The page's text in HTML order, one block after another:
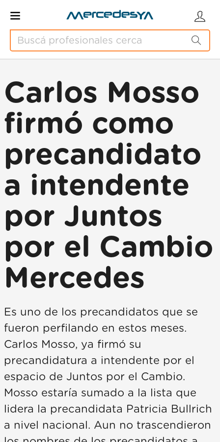
Carlos Mosso
firmó como
precandidato
a intendente
por Juntos
por el Cambio
Mercedes
Es uno de los precandidatos que se
fueron perfilando en estos meses.
Carlos Mosso, ya firmó su
precandidatura a intendente por el
espacio de Juntos por el Cambio.
Mosso estaría sumado a la lista que
lidera la precandidata Patricia Bullrich
a nivel nacional. Aun no trascendieron